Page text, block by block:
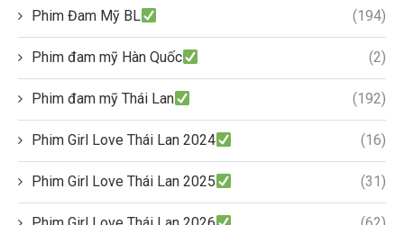
Phim Đam Mỹ BL (194)
Phim đam mỹ Hàn Quốc (2)
Phim đam mỹ Thái Lan (192)
Phim Girl Love Thái Lan 2024 (16)
Phim Girl Love Thái Lan 2025 (31)